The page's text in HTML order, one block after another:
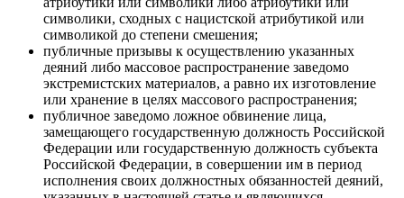
символики, сходных с нацистской атрибутикой или
символикой до степени смешения;
публичные призывы к осуществлению указанных
деяний либо массовое распространение заведомо
экстремистских материалов, а равно их изготовление
или хранение в целях массового распространения;
публичное заведомо ложное обвинение лица,
замещающего государственную должность Российской
Федерации или государственную должность субъекта
Российской Федерации, в совершении им в период
исполнения своих должностных обязанностей деяний,